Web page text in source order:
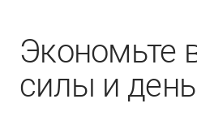
Экономьте
силы и